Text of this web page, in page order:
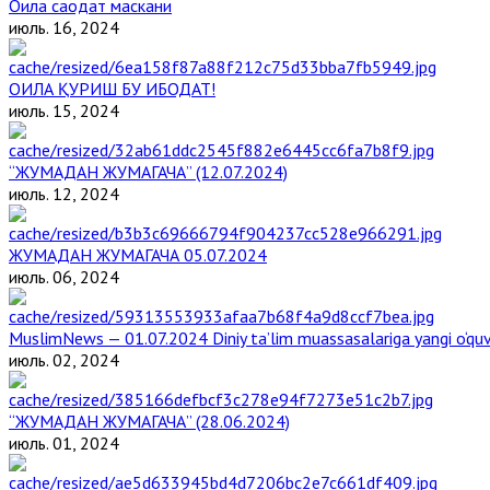
Оила саодат маскани
июль. 16, 2024
ОИЛА ҚУРИШ БУ ИБОДАТ!
июль. 15, 2024
“ЖУМАДАН ЖУМАГАЧА” (12.07.2024)
июль. 12, 2024
ЖУМАДАН ЖУМАГАЧА 05.07.2024
июль. 06, 2024
MuslimNews — 01.07.2024 Diniy ta’lim muassasalariga yangi
июль. 02, 2024
“ЖУМАДАН ЖУМАГАЧА” (28.06.2024)
июль. 01, 2024